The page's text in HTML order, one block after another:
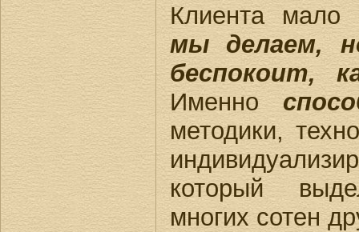
Клиента мало
мы делаем,
беспокоит,
Именно
методики,
который
многих сотен